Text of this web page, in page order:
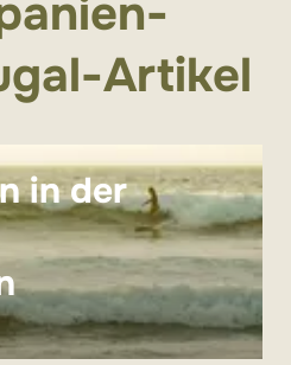
Artikel
in der